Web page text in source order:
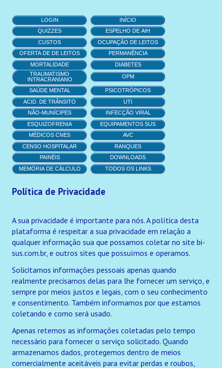
Não-munícipes em Internações SUS
Painéis
Médicos CNES
Equipamentos SUS
Esquizofrenia em internações SUS
AVC em internações SUS
Censo hospitalar
Downloads
Diabetes em Internações SUS
Traumatismo Intracraniano em Internações SUS
Saúde mental em Internações SUS
Acidente de trânsito em Internações SUS
Infecção viral em Internações SUS
Ocupação de Leitos em Internações SUS
LOGIN
INÍCIO
QUIZZES
ESPELHO DE AIH
CUSTOS
OCUPAÇÂO DE LEITOS
OFERTA DE DE LEITOS
PERMANÊNCIA
MORTALIDADE
DIABETES
TRAUMATISMO
INTRACRANIANO
OPM
SAÚDE MENTAL
PSICOTRÓPICOS
ACID. DE TRÂNSITO
UTI
NÃO-MUNÍCIPES
INFECÇÃO VIRAL
ESQUIZOFRENIA
EQUIPAMENTOS SUS
MÉDICOS CNES
AVC
CENSO HOSPITALAR
RANQUES
PAINÉIS
DOWNLOADS
MEMÓRIA DE CÁLCULO
TODOS OS LINKS
Política de Privacidade
A sua privacidade é importante para nós. A política desta
plataforma é respeitar a sua privacidade em relação a
qualquer informação sua que possamos coletar no site bi-
sus.com.br, e outros sites que possuímos e operamos.
Solicitamos informações pessoais apenas quando
realmente precisamos delas para lhe fornecer um serviço, e
sempre por meios justos e legais, com o seu conhecimento
e consentimento. Também informamos por que estamos
coletando e como será usado.
Apenas retemos as informações coletadas pelo tempo
necessário para fornecer o serviço solicitado. Quando
armazenamos dados, protegemos dentro de meios
comercialmente aceitáveis para evitar perdas e roubos,